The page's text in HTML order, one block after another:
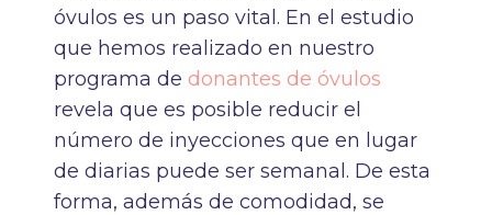
óvulos es un paso vital. En el estudio
que hemos realizado en nuestro
programa de donantes de óvulos
revela que es posible reducir el
número de inyecciones que en lugar
de diarias puede ser semanal. De esta
forma, además de comodidad, se